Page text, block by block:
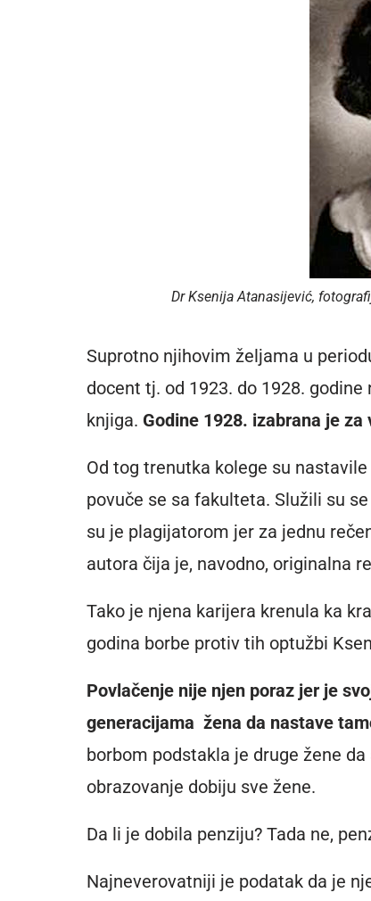
Dr Ksenija Atanasijević,
Suprotno njihovim željama u
docent tj. od 1923. do 1928.
knjiga. Godine 1928. izabrana je
Od tog trenutka kolege su
povuče se sa fakulteta. Služili su
su je plagijatorom jer za jednu
autora čija je, navodno, originalna
Tako je njena karijera krenula ka
godina borbe protiv tih optužbi
Povlačenje nije njen poraz jer je
generacijama žena da nastave
borbom podstakla je druge žene
obrazovanje dobiju sve žene.
Da li je dobila penziju? Tada ne,
Najneverovatniji je podatak da je